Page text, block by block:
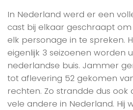
In Nederland werd er een
cast bij elkaar geschraapt
elk personage in te spreken.
eigenlijk 3 seizoenen worden
nederlandse buis. Jammer
tot aflevering 52 gekomen
rechten. Zo strandde dus
vele andere in Nederland. Hij